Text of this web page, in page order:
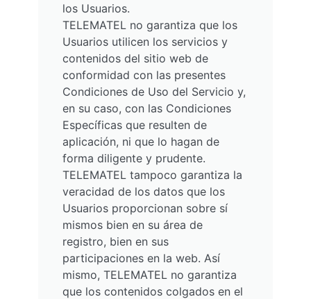
los Usuarios.
TELEMATEL no garantiza que los
Usuarios utilicen los servicios y
contenidos del sitio web de
conformidad con las presentes
Condiciones de Uso del Servicio y,
en su caso, con las Condiciones
Específicas que resulten de
aplicación, ni que lo hagan de
forma diligente y prudente.
TELEMATEL tampoco garantiza la
veracidad de los datos que los
Usuarios proporcionan sobre sí
mismos bien en su área de
registro, bien en sus
participaciones en la web. Así
mismo, TELEMATEL no garantiza
que los contenidos colgados en el